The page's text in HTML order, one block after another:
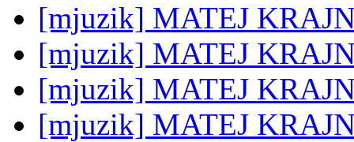
[mjuzik] MATEJ
[mjuzik] MATEJ
[mjuzik] MATEJ
[mjuzik] MATEJ